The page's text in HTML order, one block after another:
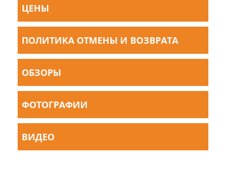
ЦЕНЫ
ПОЛИТИКА ОТМЕНЫ И ВОЗВРАТА
ОБЗОРЫ
ФОТОГРАФИИ
ВИДЕО